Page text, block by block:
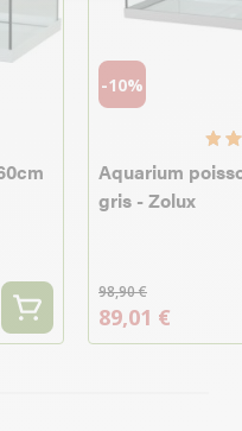
-10%
Aquarium
gris - Zolux
98,90 €
89,01 €